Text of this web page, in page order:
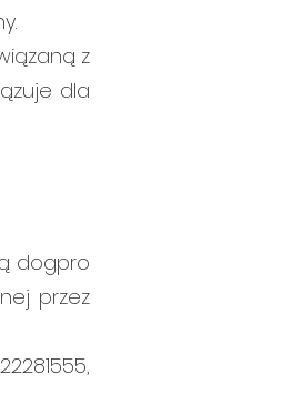
z
dla
dogpro
przez